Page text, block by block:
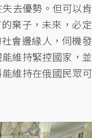
去優勢。但可以肯
棄子，未來，必定
會邊緣人，伺機發
維持緊控國家，並
維持在俄國民眾可